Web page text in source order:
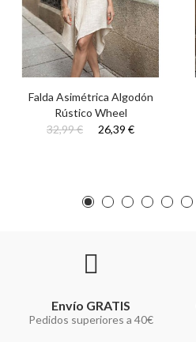
Falda Asimétrica Algodón
Rústico Wheel
32,99 €
26,39 €
Envío GRATIS
Pedidos superiores a 40€